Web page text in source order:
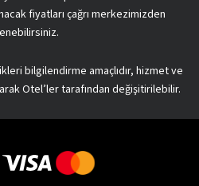
fiyatları çağrı merkezimizden
bilgilendirme amaçlıdır, hizmet ve
Otel’ler tarafından değişitirilebilir.